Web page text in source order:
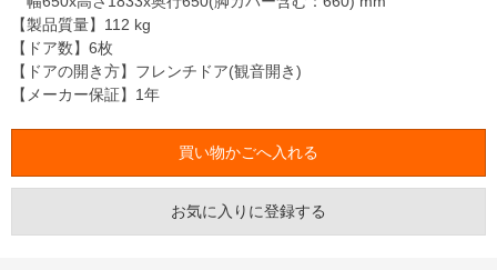
【製品質量】112 kg
【ドア数】6枚
【ドアの開き方】フレンチドア(観音開き)
【メーカー保証】1年
お気に入りに登録する